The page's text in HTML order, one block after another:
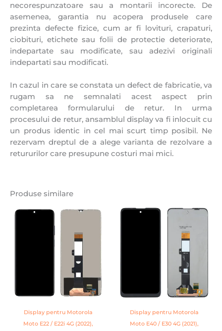
necorespunzatoare sau a montarii incorecte. De
asemenea, garantia nu acopera produsele care
prezinta defecte fizice, cum ar fi lovituri, crapaturi,
ciobituri, etichete sau folii de protectie deteriorate,
indepartate sau modificate, sau adezivi originali
indepartati sau modificati.
In cazul in care se constata un defect de fabricatie, va
rugam sa ne semnalati acest aspect prin
completarea formularului de retur. In urma
procesului de retur, ansamblul display va fi inlocuit cu
un produs identic in cel mai scurt timp posibil. Ne
rezervam dreptul de a alege varianta de rezolvare a
retururilor care presupune costuri mai mici.
Produse similare
Display pentru Motorola
Moto E22 / E22i 4G (2022),
Display pentru Motorola
Moto E40 / E30 4G (2021),